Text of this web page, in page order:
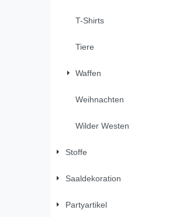
T-Shirts
Tiere
Waffen
Weihnachten
Wilder Westen
Stoffe
Saaldekoration
Partyartikel